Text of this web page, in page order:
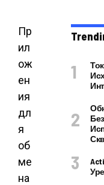
Пр
ил
ож
ен
ия
дл
я
об
ме
на